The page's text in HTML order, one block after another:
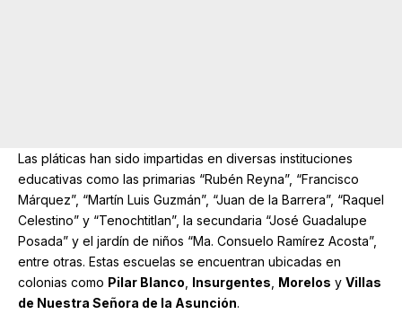
Las pláticas han sido impartidas en diversas instituciones
educativas como las primarias “Rubén Reyna”, “Francisco
Márquez”, “Martín Luis Guzmán”, “Juan de la Barrera”, “Raquel
Celestino” y “Tenochtitlan”, la secundaria “José Guadalupe
Posada” y el jardín de niños “Ma. Consuelo Ramírez Acosta”,
entre otras. Estas escuelas se encuentran ubicadas en
colonias como Pilar Blanco Insurgentes Morelos y Villas
de Nuestra Señora de la Asunción.